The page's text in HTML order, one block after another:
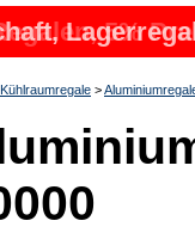
5%
nicht
>